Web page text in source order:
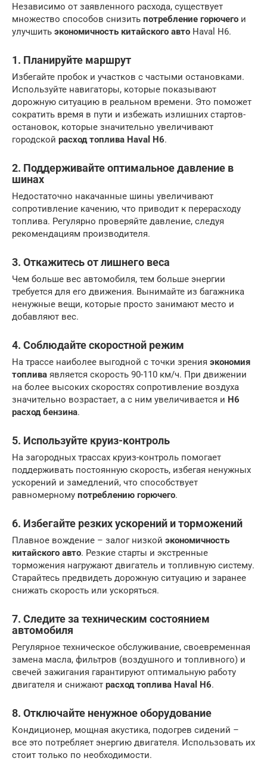
Независимо от заявленного расхода, существует
множество способов снизить потребление горючего и
улучшить экономичность китайского авто Haval H6.
1. Планируйте маршрут
Избегайте пробок и участков с частыми остановками.
Используйте навигаторы, которые показывают
дорожную ситуацию в реальном времени. Это поможет
сократить время в пути и избежать излишних стартов-
остановок, которые значительно увеличивают
городской расход топлива Haval H6.
2. Поддерживайте оптимальное давление в
шинах
Недостаточно накачанные шины увеличивают
сопротивление качению, что приводит к перерасходу
топлива. Регулярно проверяйте давление, следуя
рекомендациям производителя.
3. Откажитесь от лишнего веса
Чем больше вес автомобиля, тем больше энергии
требуется для его движения. Вынимайте из багажника
ненужные вещи, которые просто занимают место и
добавляют вес.
4. Соблюдайте скоростной режим
На трассе наиболее выгодной с точки зрения экономия
топлива является скорость 90-110 км/ч. При движении
на более высоких скоростях сопротивление воздуха
значительно возрастает, а с ним увеличивается и H6
расход бензина.
5. Используйте круиз-контроль
На загородных трассах круиз-контроль помогает
поддерживать постоянную скорость, избегая ненужных
ускорений и замедлений, что способствует
равномерному потреблению горючего.
6. Избегайте резких ускорений и торможений
Плавное вождение – залог низкой экономичность
китайского авто. Резкие старты и экстренные
торможения нагружают двигатель и топливную систему.
Старайтесь предвидеть дорожную ситуацию и заранее
снижать скорость или ускоряться.
7. Следите за техническим состоянием
автомобиля
Регулярное техническое обслуживание, своевременная
замена масла, фильтров (воздушного и топливного) и
свечей зажигания гарантируют оптимальную работу
двигателя и снижают расход топлива Haval H6.
8. Отключайте ненужное оборудование
Кондиционер, мощная акустика, подогрев сидений –
все это потребляет энергию двигателя. Использовать их
стоит только по необходимости.